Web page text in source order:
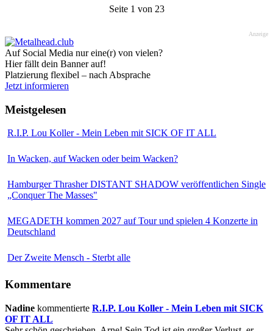
Seite 1 von 23
Anzeige
Auf Social Media nur eine(r) von vielen?
Hier fällt dein Banner auf!
Platzierung flexibel – nach Absprache
Jetzt informieren
Meistgelesen
R.I.P. Lou Koller - Mein Leben mit SICK OF IT ALL
In Wacken, auf Wacken oder beim Wacken?
Hamburger Thrasher DISTANT SHADOW veröffentlichen Single
„Conquer The Masses"
MEGADETH kommen 2027 auf Tour und spielen 4 Konzerte in
Deutschland
Der Zweite Mensch - Sterbt alle
Kommentare
Nadine kommentierte R.I.P. Lou Koller - Mein Leben mit SICK
OF IT ALL